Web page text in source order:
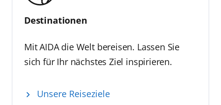
Destinationen
Mit AIDA die Welt bereisen. Lassen Sie
sich für Ihr nächstes Ziel inspirieren.
Unsere Reiseziele